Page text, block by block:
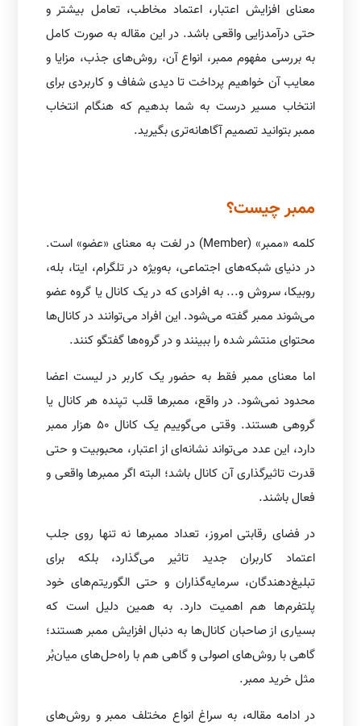
معنای افزایش اعتبار، اعتماد مخاطب، تعامل بیشتر و
حتی درآمدزایی واقعی باشد. در این مقاله به صورت کامل
به بررسی مفهوم ممبر، انواع آن، روش‌های جذب، مزایا و
معایب آن خواهیم پرداخت تا دیدی شفاف و کاربردی برای
انتخاب مسیر درست به شما بدهیم که هنگام انتخاب
ممبر بتوانید تصمیم آگاهانه‌تری بگیرید.
ممبر چیست؟
کلمه «ممبر» (Member) در لغت به معنای «عضو» است.
در دنیای شبکه‌های اجتماعی، به‌ویژه در تلگرام، ایتا، بله،
روبیکا، سروش و... به افرادی که در یک کانال یا گروه عضو
می‌شوند ممبر گفته می‌شود. این افراد می‌توانند در کانال‌ها
محتوای منتشر شده را ببینند و در گروه‌ها گفتگو کنند.
اما معنای ممبر فقط به حضور یک کاربر در لیست اعضا
محدود نمی‌شود. در واقع، ممبرها قلب تپنده هر کانال یا
گروهی هستند. وقتی می‌گوییم یک کانال ۵۰ هزار ممبر
دارد، این عدد می‌تواند نشانه‌ای از اعتبار، محبوبیت و حتی
قدرت تاثیرگذاری آن کانال باشد؛ البته اگر ممبرها واقعی و
فعال باشند.
در فضای رقابتی امروز، تعداد ممبرها نه تنها روی جلب
اعتماد کاربران جدید تاثیر می‌گذارد، بلکه برای
تبلیغ‌دهندگان، سرمایه‌گذاران و حتی الگوریتم‌های خود
پلتفرم‌ها هم اهمیت دارد. به همین دلیل است که
بسیاری از صاحبان کانال‌ها به دنبال افزایش ممبر هستند؛
گاهی با روش‌های اصولی و گاهی هم با راه‌حل‌های میان‌بُر
مثل خرید ممبر.
در ادامه مقاله، به سراغ انواع مختلف ممبر و روش‌های